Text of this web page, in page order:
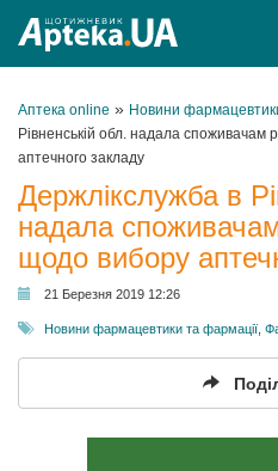
Аптека online » Новини
Рівненській обл. надала споживачам
аптечного закладу
Держлікслужба в
надала
щодо вибору
21 Березня 2019 12:26
Новини фармацевтики та фармації